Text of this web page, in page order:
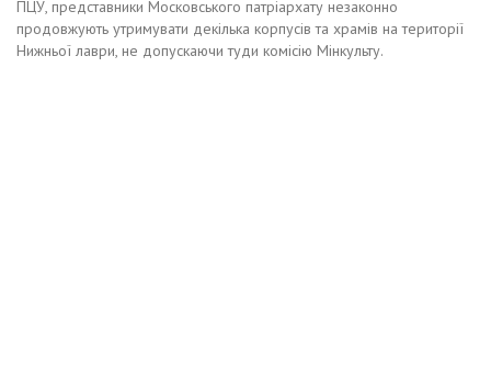
ПЦУ, представники Московського патріархату незаконно
продовжують утримувати декілька корпусів та храмів на території
Нижньої лаври, не допускаючи туди комісію Мінкульту.